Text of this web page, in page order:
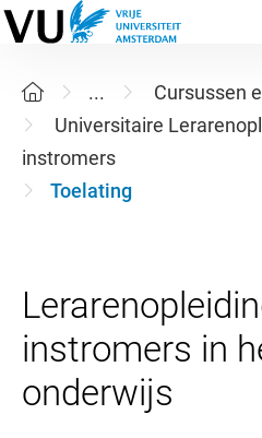
...
Cursussen
Universitaire
instromers
Toelating
instromers in